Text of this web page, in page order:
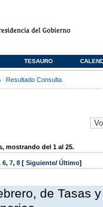
TESAURO
Resultado Consulta
mostrando del 1 al 25.
6, 7, 8 [ Siguiente/ Último]
de Tasas